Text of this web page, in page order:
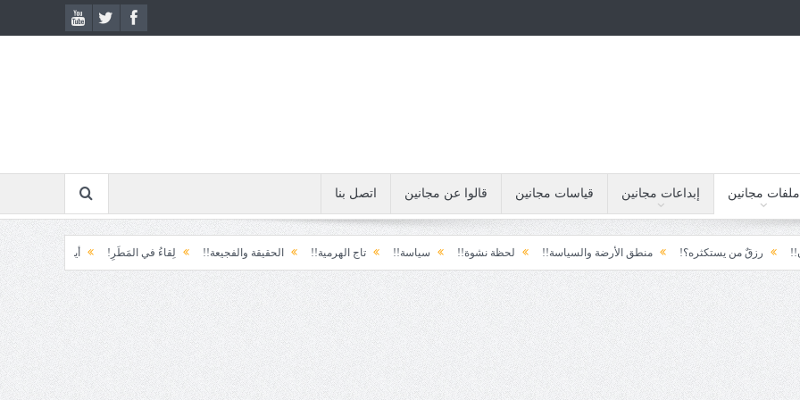
ملفات مجانين إبداعات مجانين قياسات مجانين قالوا عن مجانين اتصل بنا
منطق الأرضة والسياسة!! لحظة نشوة!! سياسة!! تاج الهرمية!! الحقيقة والفجيعة!! لِقاءُ في المَطَرِ! أين القيادة!! رسائل... لم